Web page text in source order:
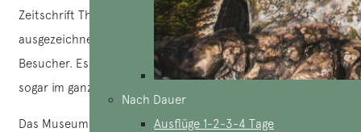
Nach Dauer
Ausflüge 1-2-3-4 Tage
Zeitschrift The Travel als eines der besten Museen Asiens
ausgezeichnet und verzeichnet jährlich fast eine Million
Besucher. Es ist eine beliebte Attraktion in der Stadt und
sogar im ganzen Land.
Das Museum ist in verschiedene Themenräume unterteilt.